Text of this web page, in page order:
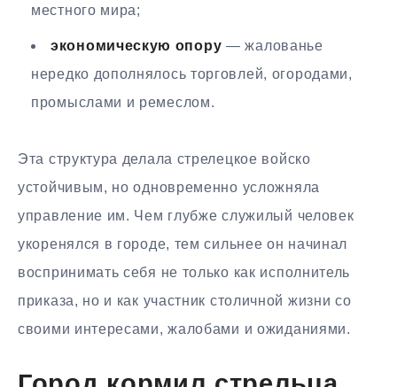
местного мира;
экономическую опору — жалованье
нередко дополнялось торговлей, огородами,
промыслами и ремеслом.
Эта структура делала стрелецкое войско
устойчивым, но одновременно усложняла
управление им. Чем глубже служилый человек
укоренялся в городе, тем сильнее он начинал
воспринимать себя не только как исполнитель
приказа, но и как участник столичной жизни со
своими интересами, жалобами и ожиданиями.